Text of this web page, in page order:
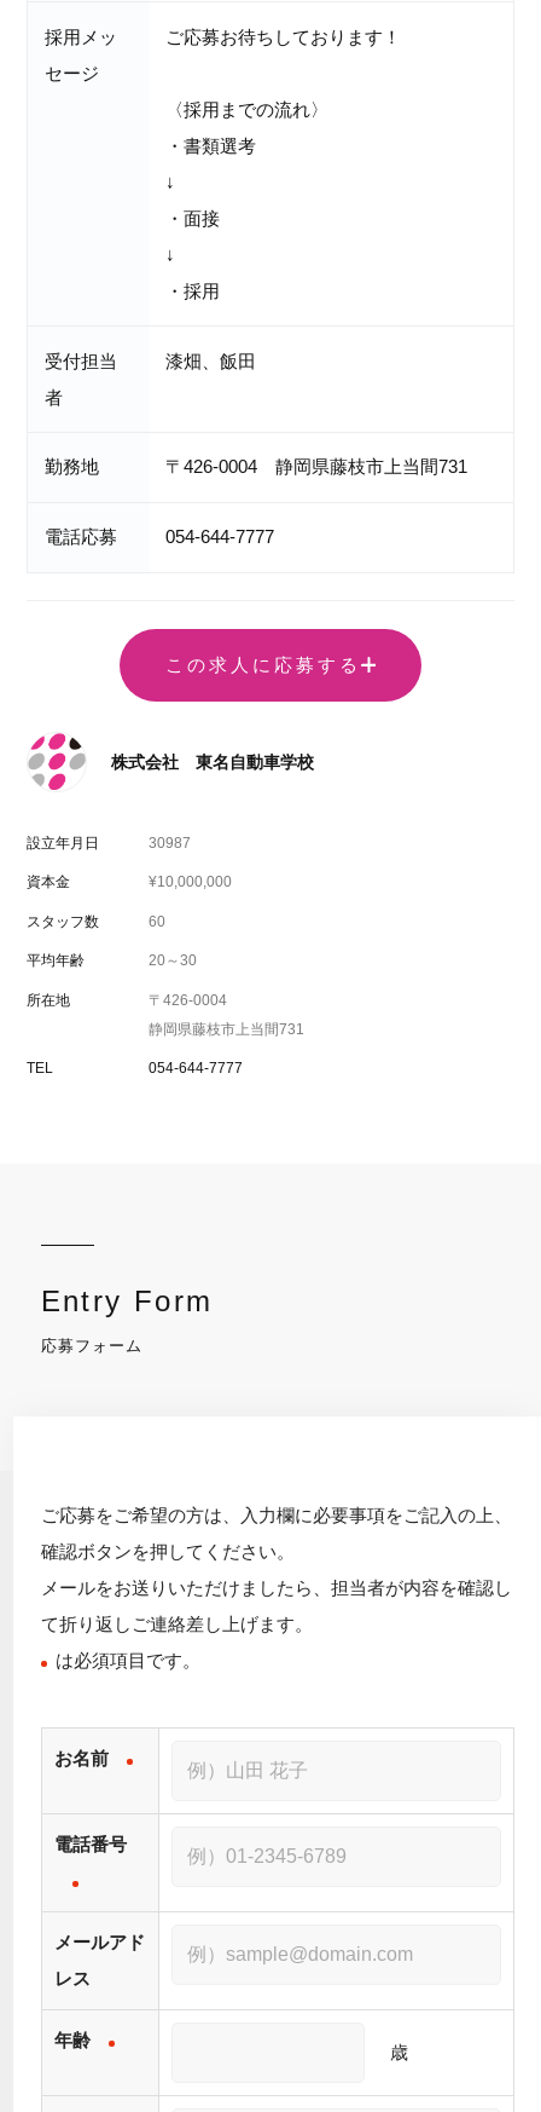
採用メッ
セージ
ご応募お待ちしております！
〈採用までの流れ〉
・書類選考
↓
・面接
↓
・採用
受付担当
者
漆畑、飯田
勤務地 〒426-0004 静岡県藤枝市上当間731
電話応募 054-644-7777
この求人に応募する
株式会社 東名自動車学校
設立年月日 30987
資本金 ¥10,000,000
スタッフ数 60
平均年齢 20～30
所在地
〒426-0004
静岡県藤枝市上当間731
TEL 054-644-7777
Entry Form
応募フォーム
ご応募をご希望の方は、入力欄に必要事項をご記入の上、
確認ボタンを押してください。
メールをお送りいただけましたら、担当者が内容を確認し
て折り返しご連絡差し上げます。
は必須項目です。
お名前
電話番号
メールアド
レス
年齢
歳